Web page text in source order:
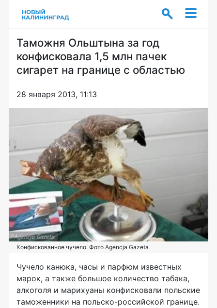
Таможня Ольштына за год
конфисковала 1,5 млн пачек
сигарет на границе с областью
28 января 2013, 11:13
Конфискованное чучело. Фото Agencja Gazeta
Чучело канюка, часы и парфюм известных
марок, а также большое количество табака,
алкоголя и марихуаны конфисковали польские
таможенники на польско-российской границе.